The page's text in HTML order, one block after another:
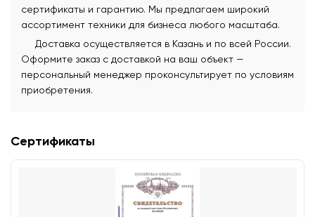
сертификаты и гарантию. Мы предлагаем широкий
ассортимент техники для бизнеса любого масштаба.
Доставка осуществляется в Казань и по всей России.
Оформите заказ с доставкой на ваш объект —
персональный менеджер проконсультирует по условиям
приобретения.
Сертификаты